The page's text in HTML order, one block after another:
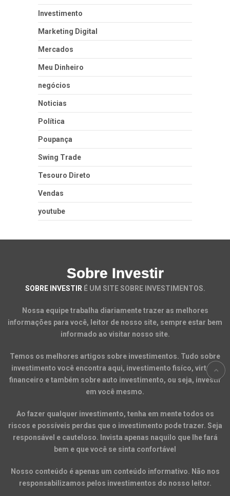
Investimento
Marketing Digital
Mercados
Meu Dinheiro
negócios
Noticias
Política
Poupança
Swing Trade
Tesouro Direto
Vendas
youtube
Sobre Investir
SOBRE INVESTIR É UM SITE SOBRE INVESTIMENTOS.
Nossa equipe trabalha diariamente trazer as melhores
informações para você, leitor de nosso site, sempre estar bem
informado ao visitar nosso site.
Temos os melhores artigos sobre investimentos. Tudo sobre
investimento você encontra aqui, investimento fisíco, virtual,
financeiro e também sobre auto investimento, ou seja, investir
em você mesmo.
Ao fazer qualquer investimento, tenha em mente todos os
riscos e possíveis perdas que o investimento pode trazer. Seja
responsável e cauteloso. Invista apenas naquilo que lhe fará
bem e que você se sinta confortável
Nosso conteúdo é apenas um conteúdo informativo. Não nos
responsabilizamos pelos investimentos do nosso leitor.